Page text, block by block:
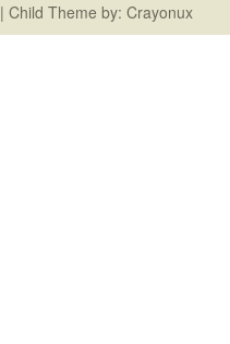
| Child Theme by: Crayonux